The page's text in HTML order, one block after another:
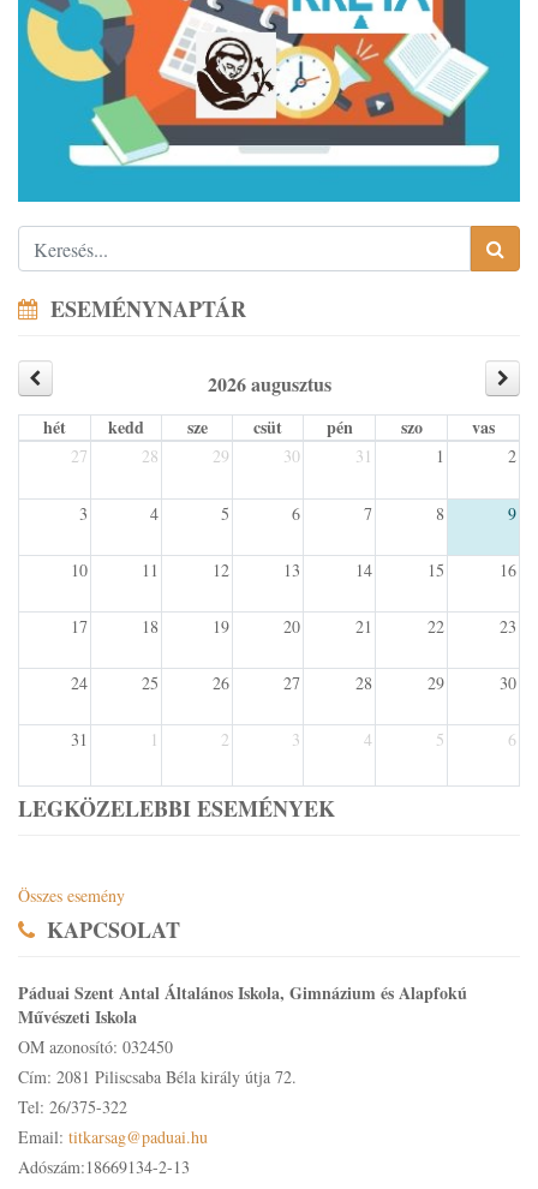
ESEMÉNYNAPTÁR
2026 augusztus
hét kedd sze csüt pén szo vas
27 28 29 30 31 1 2
3 4 5 6 7 8 9
10 11 12 13 14 15 16
17 18 19 20 21 22 23
24 25 26 27 28 29 30
31 1 2 3 4 5 6
LEGKÖZELEBBI ESEMÉNYEK
Összes esemény
KAPCSOLAT
Páduai Szent Antal Általános Iskola, Gimnázium és Alapfokú
Művészeti Iskola
OM azonosító: 032450
Cím: 2081 Piliscsaba Béla király útja 72.
Tel: 26/375-322
Email: titkarsag@paduai.hu
Adószám:18669134-2-13